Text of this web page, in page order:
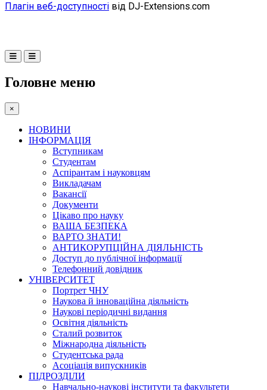
Плагін веб-доступності від DJ-Extensions.com
Головне меню
×
НОВИНИ
ІНФОРМАЦІЯ
Вступникам
Студентам
Аспірантам і науковцям
Викладачам
Вакансії
Документи
Цікаво про науку
ВАША БЕЗПЕКА
ВАРТО ЗНАТИ!
АНТИКОРУПЦІЙНА ДІЯЛЬНІСТЬ
Доступ до публічної інформації
Телефонний довідник
УНІВЕРСИТЕТ
Портрет ЧНУ
Наукова й інноваційна діяльність
Наукові періодичні видання
Освітня діяльність
Сталий розвиток
Міжнародна діяльність
Студентська рада
Асоціація випускників
ПІДРОЗДІЛИ
Навчально-наукові інститути та факультети